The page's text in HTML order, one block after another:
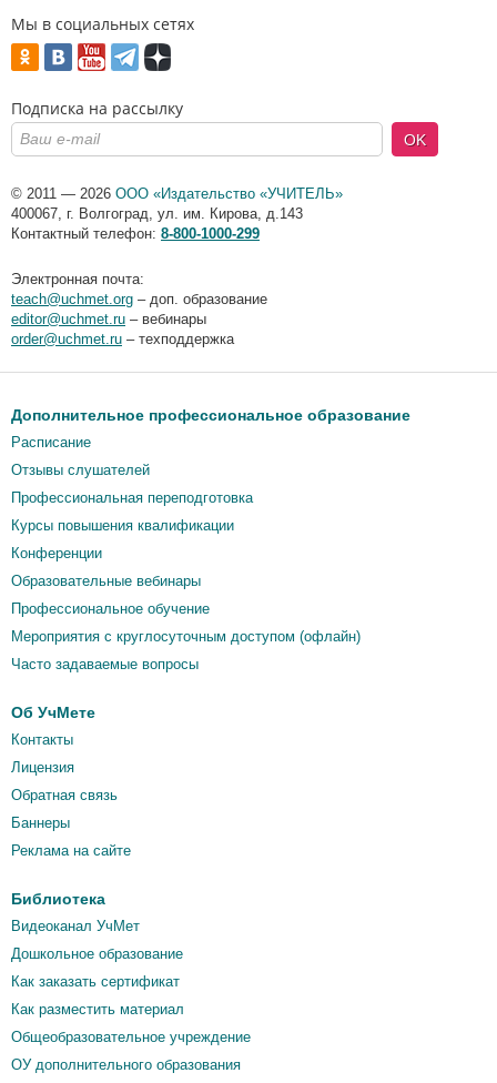
Мы в социальных сетях
Подписка на рассылку
OK
© 2011 — 2026 ООО «Издательство «УЧИТЕЛЬ»
400067, г. Волгоград, ул. им. Кирова, д.143
Контактный телефон: 8-800-1000-299
Электронная почта:
teach@uchmet.org – доп. образование
editor@uchmet.ru – вебинары
order@uchmet.ru – техподдержка
Дополнительное профессиональное образование
Расписание
Отзывы слушателей
Профессиональная переподготовка
Курсы повышения квалификации
Конференции
Образовательные вебинары
Профессиональное обучение
Мероприятия c круглосуточным доступом (офлайн)
Часто задаваемые вопросы
Об УчМете
Контакты
Лицензия
Обратная связь
Баннеры
Реклама на сайте
Библиотека
Видеоканал УчМет
Дошкольное образование
Как заказать сертификат
Как разместить материал
Общеобразовательное учреждение
ОУ дополнительного образования